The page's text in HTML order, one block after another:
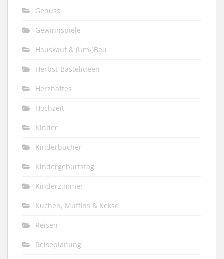
Genuss
Gewinnspiele
Hauskauf & (Um-)Bau
Herbst-Bastelideen
Herzhaftes
Hochzeit
Kinder
Kinderbücher
Kindergeburtstag
Kinderzimmer
Kuchen, Muffins & Kekse
Reisen
Reiseplanung